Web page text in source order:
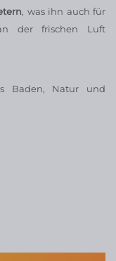
, was ihn auch für
der frischen Luft
Baden, Natur und